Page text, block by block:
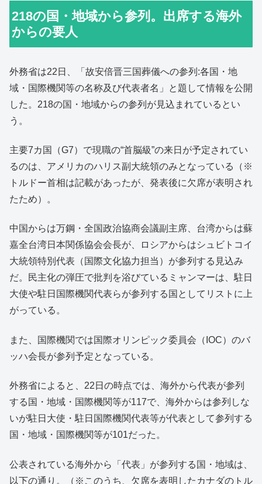
218の国・地域から参列。出席する海外
からの要人
外務省は22日、「故安倍晋三国葬儀への参列:各国・地
域・国際機関等の名称及び代表者名」と題して情報を公開
した。218の国・地域からの参列が見込まれているとい
う。
主要7カ国（G7）で現職の“首脳級”の来日が予定されてい
るのは、アメリカのハリス副大統領のみとなっている（※
トルドー首相は記載があったが、発表後に欠席が表明され
たため）。
中国からは万鋼・全国政治協商会議副主席、台湾からは蘇
嘉全台湾日本関係協会会長が、ロシアからはシュビトコイ
大統領特別代表（国際文化協力担当）が参列する見込み
だ。民主化の弾圧で批判を浴びているミャンマーは、駐日
大使や駐日国際機関代表らが参列する国としてリストに上
がっている。
また、国際機関では国際オリンピック委員会（IOC）のバ
ッハ会長が参列予定となっている。
外務省によると、22日の時点では、海外から代表が参列
する国・地域・国際機関等が117で、海外からは参列しな
いが駐日大使・駐日国際機関代表等が代表として参列する
国・地域・国際機関等が101だった。
公表されている海外から「代表」が参列する国・地域は、
以下の通り。（※このうち、欠席を表明したカナダのトル